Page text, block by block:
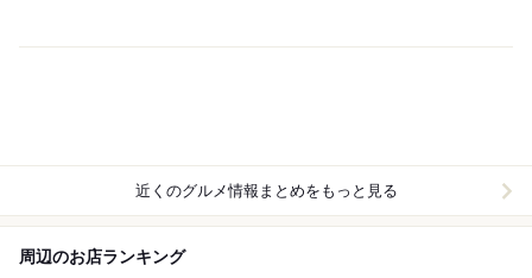
近くのグルメ情報まとめをもっと見る
周辺のお店ランキング